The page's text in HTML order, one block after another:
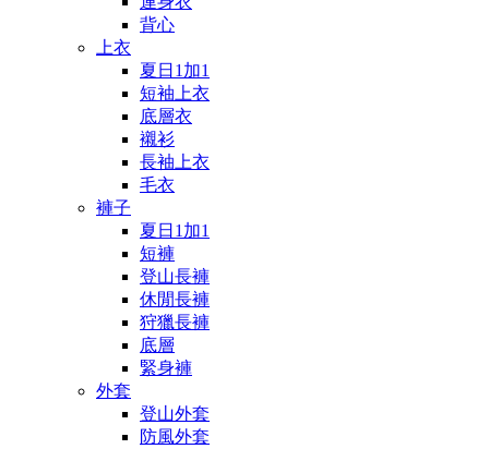
背心
上衣
夏日1加1
短袖上衣
底層衣
襯衫
長袖上衣
毛衣
褲子
夏日1加1
短褲
登山長褲
休閒長褲
狩獵長褲
底層
緊身褲
外套
登山外套
防風外套